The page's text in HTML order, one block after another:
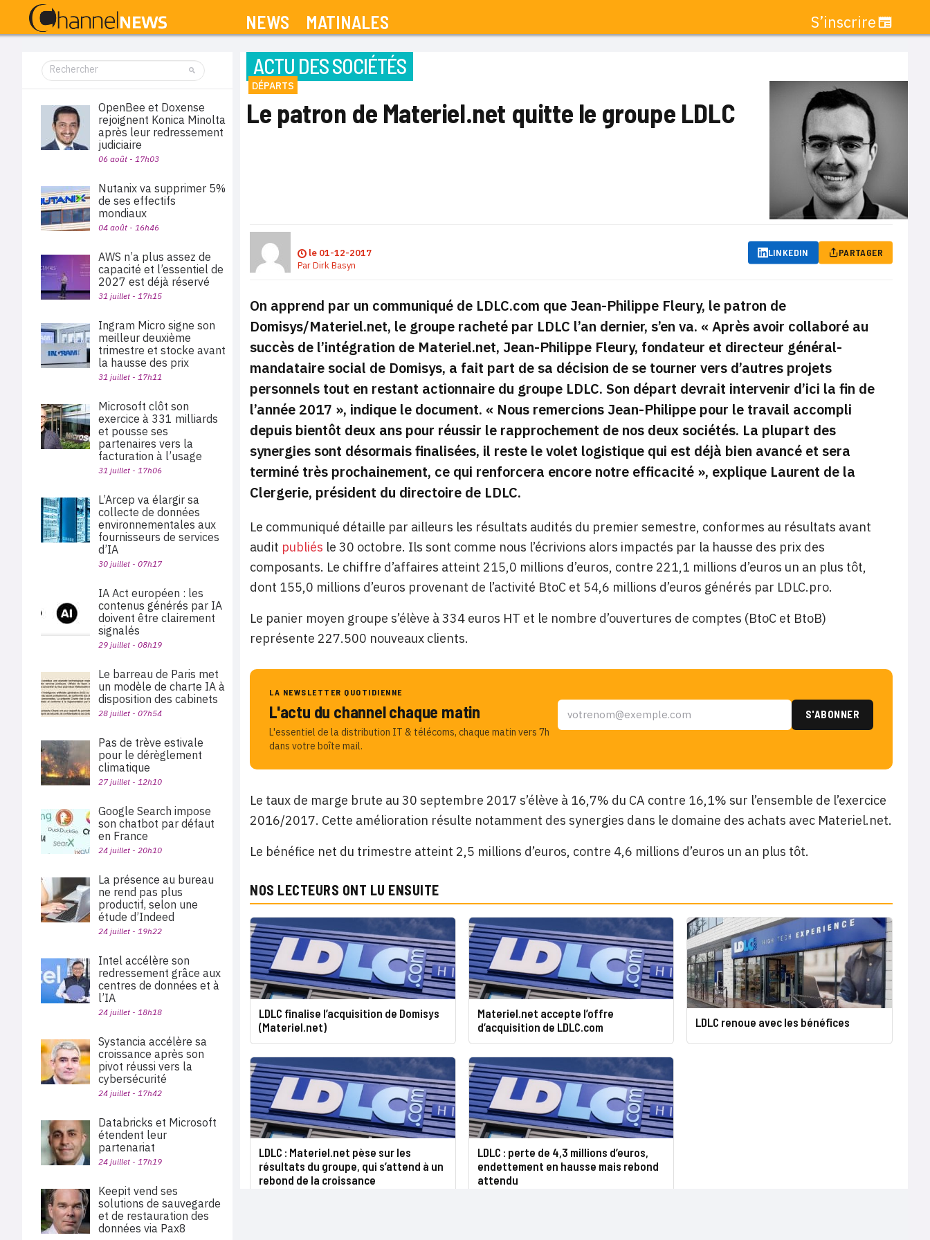
NEWS MATINALES S’inscrire
ACTU DES SOCIÉTÉS
DÉPARTS
Le patron de Materiel.net quitte le groupe LDLC
le 01-12-2017
ParDirk Basyn
LINKEDIN PARTAGER
On apprend par un communiqué de LDLC.com que Jean-Philippe Fleury, le patron de
Domisys/Materiel.net, le groupe racheté par LDLC l’an dernier, s’en va. « Après avoir collaboré au
succès de l’intégration de Materiel.net, Jean-Philippe Fleury, fondateur et directeur général-
mandataire social de Domisys, a fait part de sa décision de se tourner vers d’autres projets
personnels tout en restant actionnaire du groupe LDLC. Son départ devrait intervenir d’ici la fin de
l’année 2017 », indique le document. « Nous remercions Jean-Philippe pour le travail accompli
depuis bientôt deux ans pour réussir le rapprochement de nos deux sociétés. La plupart des
synergies sont désormais finalisées, il reste le volet logistique qui est déjà bien avancé et sera
terminé très prochainement, ce qui renforcera encore notre efficacité », explique Laurent de la
Clergerie, président du directoire de LDLC.
Le communiqué détaille par ailleurs les résultats audités du premier semestre, conformes au résultats avant
audit publiés le 30 octobre. Ils sont comme nous l’écrivions alors impactés par la hausse des prix des
composants. Le chiffre d’affaires atteint 215,0 millions d’euros, contre 221,1 millions d’euros un an plus tôt,
dont 155,0 millions d’euros provenant de l’activité BtoC et 54,6 millions d’euros générés par LDLC.pro.
Le panier moyen groupe s’élève à 334 euros HT et le nombre d’ouvertures de comptes (BtoC et BtoB)
représente 227.500 nouveaux clients.
LA NEWSLETTER QUOTIDIENNE
L'actu du channel chaque matin
L'essentiel de la distribution IT & télécoms, chaque matin vers 7h
dans votre boîte mail.
Le taux de marge brute au 30 septembre 2017 s’élève à 16,7% du CA contre 16,1% sur l’ensemble de l’exercice
2016/2017. Cette amélioration résulte notamment des synergies dans le domaine des achats avec Materiel.net.
Le bénéfice net du trimestre atteint 2,5 millions d’euros, contre 4,6 millions d’euros un an plus tôt.
NOS LECTEURS ONT LU ENSUITE
LDLC finalise l’acquisition de Domisys
(Materiel.net)
Materiel.net accepte l’offre
d’acquisition de LDLC.com
LDLC renoue avec les bénéfices
LDLC : Materiel.net pèse sur les
résultats du groupe, qui s’attend à un
rebond de la croissance
LDLC : perte de 4,3 millions d’euros,
endettement en hausse mais rebond
attendu
OpenBee et Doxense
rejoignent Konica Minolta
après leur redressement
judiciaire
06 août - 17h03
Nutanix va supprimer 5%
de ses effectifs
mondiaux
04 août - 16h46
AWS n’a plus assez de
capacité et l’essentiel de
2027 est déjà réservé
31 juillet - 17h15
Ingram Micro signe son
meilleur deuxième
trimestre et stocke avant
la hausse des prix
31 juillet - 17h11
Microsoft clôt son
exercice à 331 milliards
et pousse ses
partenaires vers la
facturation à l’usage
31 juillet - 17h06
L’Arcep va élargir sa
collecte de données
environnementales aux
fournisseurs de services
d’IA
30 juillet - 07h17
IA Act européen : les
contenus générés par IA
doivent être clairement
signalés
29 juillet - 08h19
Le barreau de Paris met
un modèle de charte IA à
disposition des cabinets
28 juillet - 07h54
Pas de trève estivale
pour le dérèglement
climatique
27 juillet - 12h10
Google Search impose
son chatbot par défaut
en France
24 juillet - 20h10
La présence au bureau
ne rend pas plus
productif, selon une
étude d’Indeed
24 juillet - 19h22
Intel accélère son
redressement grâce aux
centres de données et à
l’IA
24 juillet - 18h18
Systancia accélère sa
croissance après son
pivot réussi vers la
cybersécurité
24 juillet - 17h42
Databricks et Microsoft
étendent leur
partenariat
24 juillet - 17h19
Keepit vend ses
solutions de sauvegarde
et de restauration des
données via Pax8